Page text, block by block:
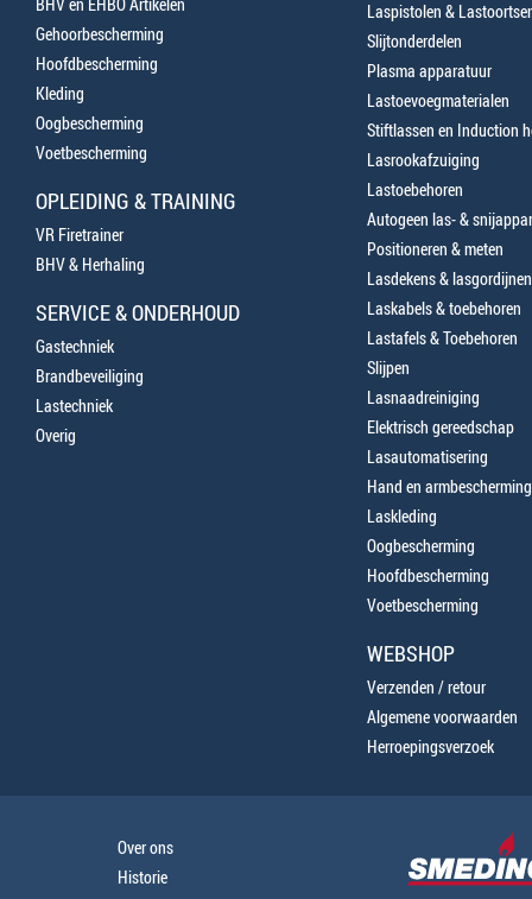
Gehoorbescherming
Hoofdbescherming
Kleding
Oogbescherming
Voetbescherming
OPLEIDING & TRAINING
VR Firetrainer
BHV & Herhaling
SERVICE & ONDERHOUD
Gastechniek
Brandbeveiliging
Lastechniek
Overig
Laspistolen &
Slijtonderdelen
Plasma apparatuur
Lastoevoegmaterialen
Stiftlassen en Induction
Lasrookafzuiging
Lastoebehoren
Autogeen las- &
Positioneren & meten
Lasdekens & lasgordijnen
Laskabels & toebehoren
Lastafels & Toebehoren
Slijpen
Lasnaadreiniging
Elektrisch gereedschap
Lasautomatisering
Hand en armbescherming
Laskleding
Oogbescherming
Hoofdbescherming
Voetbescherming
WEBSHOP
Verzenden / retour
Algemene voorwaarden
Herroepingsverzoek
Over ons
Historie